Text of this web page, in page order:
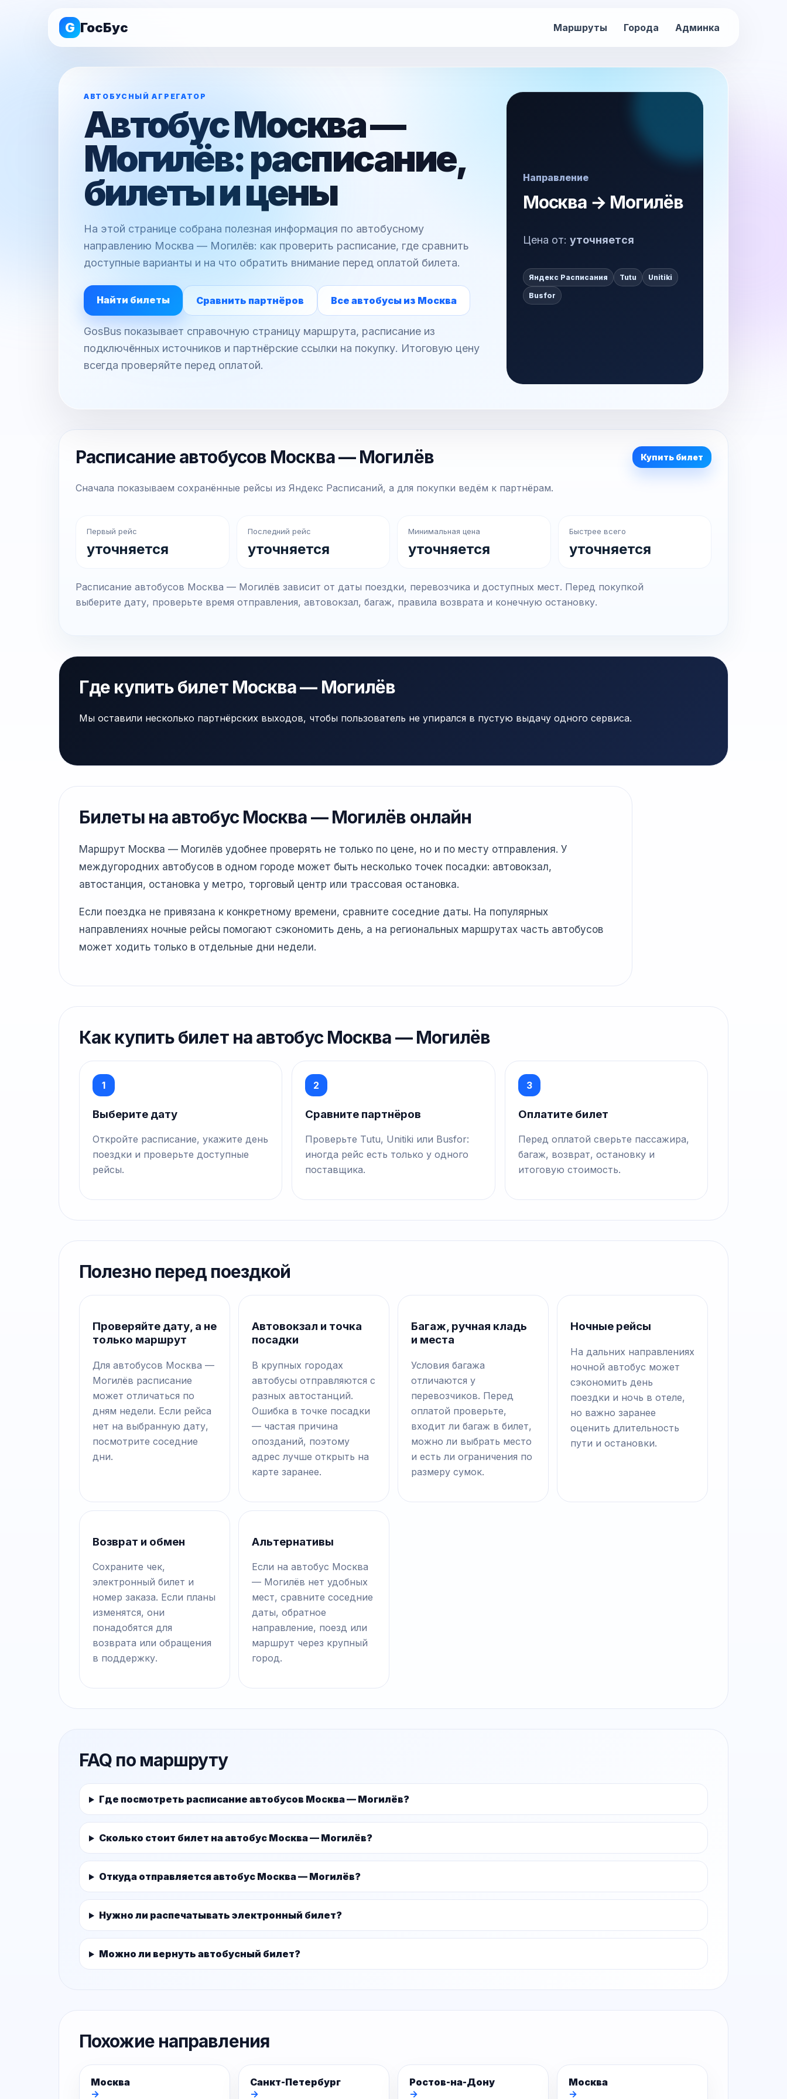
G ГосБус Маршруты Города Админка
АВТОБУСНЫЙ АГРЕГАТОР
Автобус Москва —
Могилёв: расписание,
билеты и цены
На этой странице собрана полезная информация по автобусному
направлению Москва — Могилёв: как проверить расписание, где сравнить
доступные варианты и на что обратить внимание перед оплатой билета.
Найти билеты Сравнить партнёров Все автобусы из Москва
GosBus показывает справочную страницу маршрута, расписание из
подключённых источников и партнёрские ссылки на покупку. Итоговую цену
всегда проверяйте перед оплатой.
Направление
Москва → Могилёв
Цена от: уточняется
Яндекс Расписания Tutu Unitiki
Busfor
Расписание автобусов Москва — Могилёв
Сначала показываем сохранённые рейсы из Яндекс Расписаний, а для покупки ведём к партнёрам.
Купить билет
Первый рейс
уточняется
Последний рейс
уточняется
Минимальная цена
уточняется
Быстрее всего
уточняется
Расписание автобусов Москва — Могилёв зависит от даты поездки, перевозчика и доступных мест. Перед покупкой
выберите дату, проверьте время отправления, автовокзал, багаж, правила возврата и конечную остановку.
Где купить билет Москва — Могилёв
Мы оставили несколько партнёрских выходов, чтобы пользователь не упирался в пустую выдачу одного сервиса.
Билеты на автобус Москва — Могилёв онлайн
Маршрут Москва — Могилёв удобнее проверять не только по цене, но и по месту отправления. У
междугородних автобусов в одном городе может быть несколько точек посадки: автовокзал,
автостанция, остановка у метро, торговый центр или трассовая остановка.
Если поездка не привязана к конкретному времени, сравните соседние даты. На популярных
направлениях ночные рейсы помогают сэкономить день, а на региональных маршрутах часть автобусов
может ходить только в отдельные дни недели.
Как купить билет на автобус Москва — Могилёв
1
Выберите дату
Откройте расписание, укажите день
поездки и проверьте доступные
рейсы.
2
Сравните партнёров
Проверьте Tutu, Unitiki или Busfor:
иногда рейс есть только у одного
поставщика.
3
Оплатите билет
Перед оплатой сверьте пассажира,
багаж, возврат, остановку и
итоговую стоимость.
Полезно перед поездкой
Проверяйте дату, а не
только маршрут
Для автобусов Москва —
Могилёв расписание
может отличаться по
дням недели. Если рейса
нет на выбранную дату,
посмотрите соседние
дни.
Автовокзал и точка
посадки
В крупных городах
автобусы отправляются с
разных автостанций.
Ошибка в точке посадки
— частая причина
опозданий, поэтому
адрес лучше открыть на
карте заранее.
Багаж, ручная кладь
и места
Условия багажа
отличаются у
перевозчиков. Перед
оплатой проверьте,
входит ли багаж в билет,
можно ли выбрать место
и есть ли ограничения по
размеру сумок.
Ночные рейсы
На дальних направлениях
ночной автобус может
сэкономить день
поездки и ночь в отеле,
но важно заранее
оценить длительность
пути и остановки.
Возврат и обмен
Сохраните чек,
электронный билет и
номер заказа. Если планы
изменятся, они
понадобятся для
возврата или обращения
в поддержку.
Альтернативы
Если на автобус Москва
— Могилёв нет удобных
мест, сравните соседние
даты, обратное
направление, поезд или
маршрут через крупный
город.
FAQ по маршруту
Где посмотреть расписание автобусов Москва — Могилёв?
Сколько стоит билет на автобус Москва — Могилёв?
Откуда отправляется автобус Москва — Могилёв?
Нужно ли распечатывать электронный билет?
Можно ли вернуть автобусный билет?
Похожие направления
Москва
→
Санкт-Петербург
→
Ростов-на-Дону
→
Москва
→